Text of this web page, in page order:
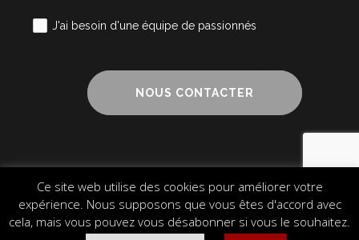
J'ai besoin d'une équipe de passionnés
NOUS CONTACTER
Mentions légales Cookies
Plan du site
© 2024 Alliance Cube – Design & Communication
Ce site web utilise des cookies pour améliorer votre
expérience. Nous supposons que vous êtes d'accord avec
cela, mais vous pouvez vous désabonner si vous le souhaitez.